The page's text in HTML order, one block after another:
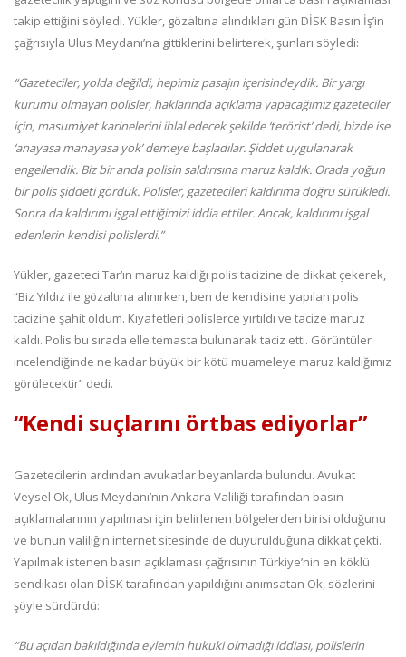
takip ettiğini söyledi. Yükler, gözaltına alındıkları gün DİSK Basın İş’in
çağrısıyla Ulus Meydanı’na gittiklerini belirterek, şunları söyledi:
“Gazeteciler, yolda değildi, hepimiz pasajın içerisindeydik. Bir yargı
kurumu olmayan polisler, haklarında açıklama yapacağımız gazeteciler
için, masumiyet karinelerini ihlal edecek şekilde ‘terörist’ dedi, bizde ise
‘anayasa manayasa yok’ demeye başladılar. Şiddet uygulanarak
engellendik. Biz bir anda polisin saldırısına maruz kaldık. Orada yoğun
bir polis şiddeti gördük. Polisler, gazetecileri kaldırıma doğru sürükledi.
Sonra da kaldırımı işgal ettiğimizi iddia ettiler. Ancak, kaldırımı işgal
edenlerin kendisi polislerdi.”
Yükler, gazeteci Tar’ın maruz kaldığı polis tacizine de dikkat çekerek,
“Biz Yıldız ile gözaltına alınırken, ben de kendisine yapılan polis
tacizine şahit oldum. Kıyafetleri polislerce yırtıldı ve tacize maruz
kaldı. Polis bu sırada elle temasta bulunarak taciz etti. Görüntüler
incelendiğinde ne kadar büyük bir kötü muameleye maruz kaldığımız
görülecektir” dedi.
“Kendi suçlarını örtbas ediyorlar”
Gazetecilerin ardından avukatlar beyanlarda bulundu. Avukat
Veysel Ok, Ulus Meydanı’nın Ankara Valiliği tarafından basın
açıklamalarının yapılması için belirlenen bölgelerden birisi olduğunu
ve bunun valiliğin internet sitesinde de duyurulduğuna dikkat çekti.
Yapılmak istenen basın açıklaması çağrısının Türkiye’nin en köklü
sendikası olan DİSK tarafından yapıldığını anımsatan Ok, sözlerini
şöyle sürdürdü:
“Bu açıdan bakıldığında eylemin hukuki olmadığı iddiası, polislerin